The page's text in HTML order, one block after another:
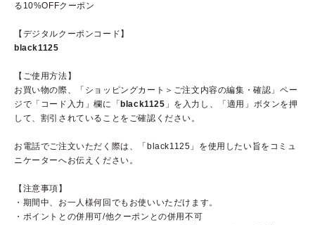
ショッピングガイド
ギフトラッピングサービス
る10%OFFクーポン
【デジタルクーポンコード】
black1125
【ご使用方法】
お買い物の際、「ショッピングカート＞ご注文内容の編集・確認」ペー
ジで 「コード入力」欄に「 black1125 」を入力し、「適用」ボタンを押
して、割引されていることをご確認ください。
お電話でご注文いただく際は、「black1125」を使用したい旨をコミュ
ニケーターへお伝えください。
【注意事項】
・期間中、お一人様何回でもお使いいただけます。
・ポイントとの併用可/他クーポンとの併用不可